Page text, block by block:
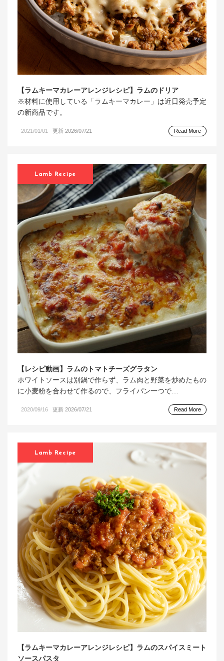
【ラムキーマカレーアレンジレシピ】ラムのドリア
※材料に使用している「ラムキーマカレー」は近日発売予定
の新商品です。
2021/01/01 更新 2026/07/21 Read More
【レシピ動画】ラムのトマトチーズグラタン
Lamb Recipe
ホワイトソースは別鍋で作らず、ラム肉と野菜を炒めたもの
に小麦粉を合わせて作るので、フライパン一つで…
2020/09/16 更新 2026/07/21 Read More
【ラムキーマカレーアレンジレシピ】ラムのスパイスミート
ソースパスタ
Lamb Recipe